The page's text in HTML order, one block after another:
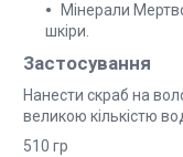
Мінерали
шкіри.
Застосування
Нанести скраб на
великою кількістю
510 гр